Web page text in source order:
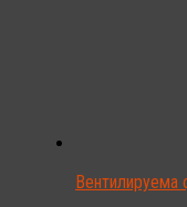
Вентилируема